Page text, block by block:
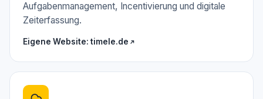
Aufgabenmanagement, Incentivierung und digitale
Zeiterfassung.
Eigene Website: timele.de